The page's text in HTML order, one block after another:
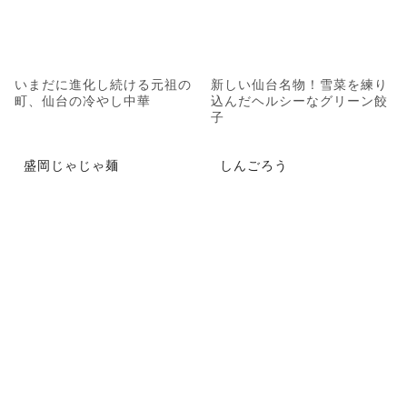
いまだに進化し続ける元祖の
町、仙台の冷やし中華
新しい仙台名物！雪菜を練り
込んだヘルシーなグリーン餃
子
盛岡じゃじゃ麺 しんごろう